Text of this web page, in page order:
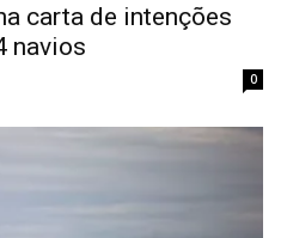
carta de intenções
navios
0